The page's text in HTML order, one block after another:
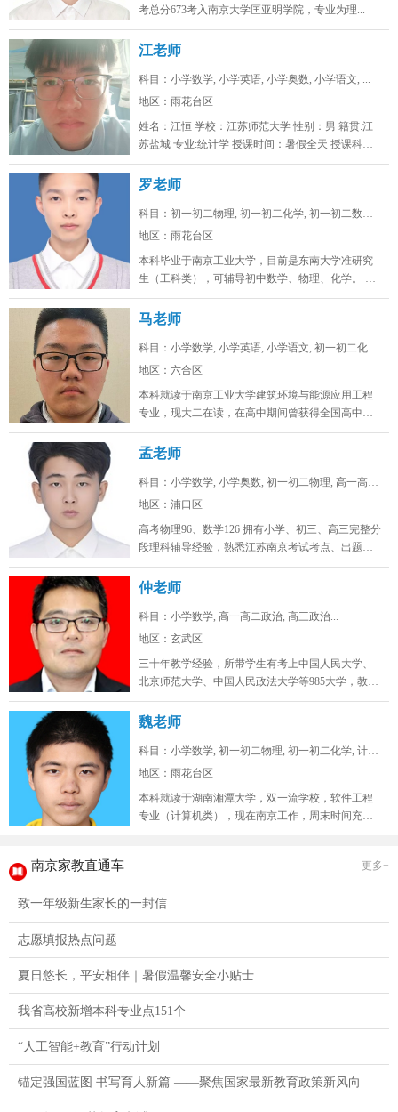
考总分673考入南京大学匡亚明学院，专业为理...
江老师
科目：小学数学, 小学英语, 小学奥数, 小学语文, ...
地区：雨花台区
姓名：江恒 学校：江苏师范大学 性别：男 籍贯:江
苏盐城 专业:统计学 授课时间：暑假全天 授课科
目：小学初...
罗老师
科目：初一初二物理, 初一初二化学, 初一初二数学, ...
地区：雨花台区
本科毕业于南京工业大学，目前是东南大学准研究
生（工科类），可辅导初中数学、物理、化学。 可
线上/线下，南京雨花台、浦口...
马老师
科目：小学数学, 小学英语, 小学语文, 初一初二化学...
地区：六合区
本科就读于南京工业大学建筑环境与能源应用工程
专业，现大二在读，在高中期间曾获得全国高中生
英语能力测评大赛省一，全国化学奥...
孟老师
科目：小学数学, 小学奥数, 初一初二物理, 高一高二...
地区：浦口区
高考物理96、数学126 拥有小学、初三、高三完整分
段理科辅导经验，熟悉江苏南京考试考点、出题思
路，擅长补差提分、五升...
仲老师
科目：小学数学, 高一高二政治, 高三政治...
地区：玄武区
三十年教学经验，所带学生有考上中国人民大学、
北京师范大学、中国人民政法大学等985大学，教学
态度认真，品德高尚。...
魏老师
科目：小学数学, 初一初二物理, 初一初二化学, 计算...
地区：雨花台区
本科就读于湖南湘潭大学，双一流学校，软件工程
专业（计算机类），现在南京工作，周末时间充
南京家教直通车 更多+
致一年级新生家长的一封信
志愿填报热点问题
夏日悠长，平安相伴｜暑假温馨安全小贴士
我省高校新增本科专业点151个
“人工智能+教育”行动计划
锚定强国蓝图 书写育人新篇 ——聚焦国家最新教育政策新风向